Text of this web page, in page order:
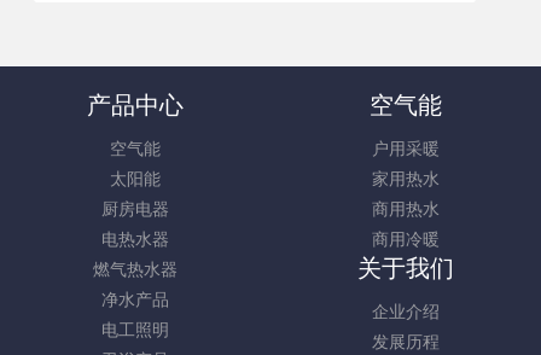
产品中心
空气能
太阳能
厨房电器
电热水器
燃气热水器
净水产品
电工照明
空气能
户用采暖
家用热水
商用热水
商用冷暖
关于我们
企业介绍
发展历程